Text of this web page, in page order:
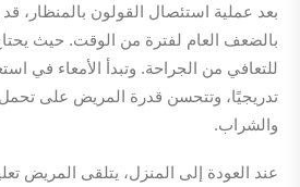
بعد عملية استئصال القولون بالمنظار،
بالضعف العام لفترة من الوقت. حيث
للتعافي من الجراحة. وتبدأ الأمعاء في
تدريجيًا، وتتحسن قدرة المريض على
والشراب.
عند العودة إلى المنزل، يتلقى المريض